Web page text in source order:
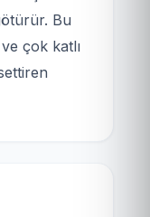
Bu
çok katlı